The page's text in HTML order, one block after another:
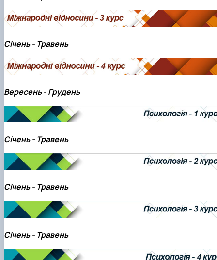
Січень - Травень
Вересень - Грудень
Січень - Травень
Січень - Травень
Січень - Травень